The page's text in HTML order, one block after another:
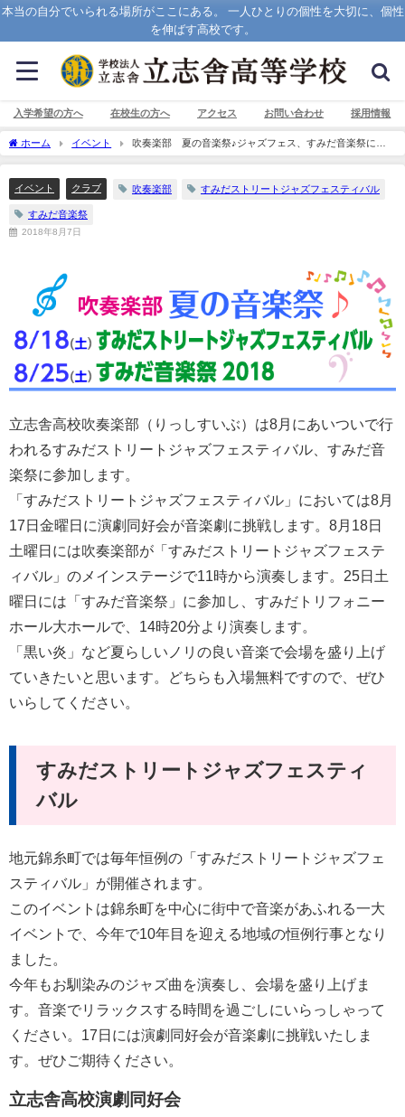
本当の自分でいられる場所がここにある。 一人ひとりの個性を大切に、個性
を伸ばす高校です。
入学希望の方へ 在校生の方へ アクセス お問い合わせ 採用情報
ホーム イベント
吹奏楽部 夏の音楽祭♪ジャズフェス、すみだ音楽祭に出
演します！
イベント クラブ 吹奏楽部 すみだストリートジャズフェスティバル
すみだ音楽祭
2018年8月7日
立志舎高校吹奏楽部（りっしすいぶ）は8月にあいついで行
われるすみだストリートジャズフェスティバル、すみだ音
楽祭に参加します。
「すみだストリートジャズフェスティバル」においては8月
17日金曜日に演劇同好会が音楽劇に挑戦します。8月18日
土曜日には吹奏楽部が「すみだストリートジャズフェステ
ィバル」のメインステージで11時から演奏します。25日土
曜日には「すみだ音楽祭」に参加し、すみだトリフォニー
ホール大ホールで、14時20分より演奏します。
「黒い炎」など夏らしいノリの良い音楽で会場を盛り上げ
ていきたいと思います。どちらも入場無料ですので、ぜひ
いらしてください。
すみだストリートジャズフェスティ
バル
地元錦糸町では毎年恒例の「すみだストリートジャズフェ
スティバル」が開催されます。
このイベントは錦糸町を中心に街中で音楽があふれる一大
イベントで、今年で10年目を迎える地域の恒例行事となり
ました。
今年もお馴染みのジャズ曲を演奏し、会場を盛り上げま
す。音楽でリラックスする時間を過ごしにいらっしゃって
ください。17日には演劇同好会が音楽劇に挑戦いたしま
す。ぜひご期待ください。
立志舎高校演劇同好会